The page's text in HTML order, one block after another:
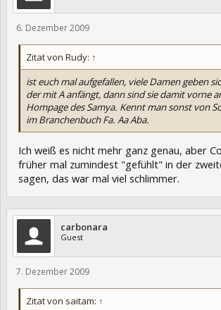
6. Dezember 2009
Zitat von Rudy: ↑
ist euch mal aufgefallen, viele Damen geben
der mit A anfängt, dann sind sie damit vorne
Hompage des Samya. Kennt man sonst von
im Branchenbuch Fa. Aa Aba.
Ich weiß es nicht mehr ganz genau, aber
früher mal zumindest "gefühlt" in der
sagen, das war mal viel schlimmer.
carbonara
Guest
7. Dezember 2009
Zitat von saitam: ↑